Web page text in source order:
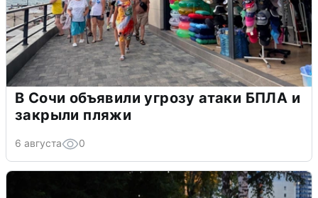
В Сочи объявили угрозу атаки БПЛА и
закрыли пляжи
6 августа 0